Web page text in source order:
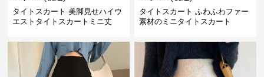
タイトスカート 美脚見せハイウ
エストタイトスカートミニ丈
タイトスカート ふわふわファー
素材のミニタイトスカート